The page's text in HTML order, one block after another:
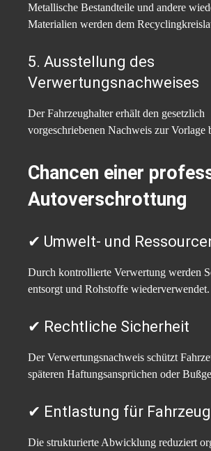
Metallische Bestandteile und andere
Materialien werden dem
5. Ausstellung des
Verwertungsnachweises
Der Fahrzeughalter erhält den gesetzlich
vorgeschriebenen Nachweis zur Vorlage
Chancen einer
Autoverschrottung
✔ Umwelt- und
Durch kontrollierte Verwertung werden
entsorgt und Rohstoffe wiederverwendet.
✔ Rechtliche Sicherheit
Der Verwertungsnachweis schützt
späteren Haftungsansprüchen oder
✔ Entlastung für
Die strukturierte Abwicklung reduziert